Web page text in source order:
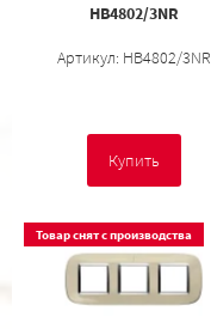
HB4802/3NR
Артикул: HB4802/3NR
Купить
Товар снят с производства